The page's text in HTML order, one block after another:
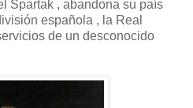
Spartak , abandona su país
española , la Real
de un desconocido